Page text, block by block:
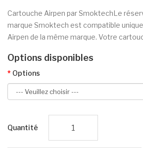
Cartouche Airpen par SmoktechLe
marque Smoktech est compatible
Airpen de la même marque. Votre
Options disponibles
Options
Quantité